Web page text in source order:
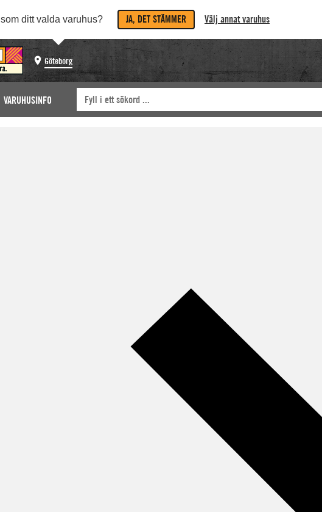
som ditt valda varuhus? JA, DET STÄMMER Välj annat varuhus
Göteborg
VARUHUSINFO